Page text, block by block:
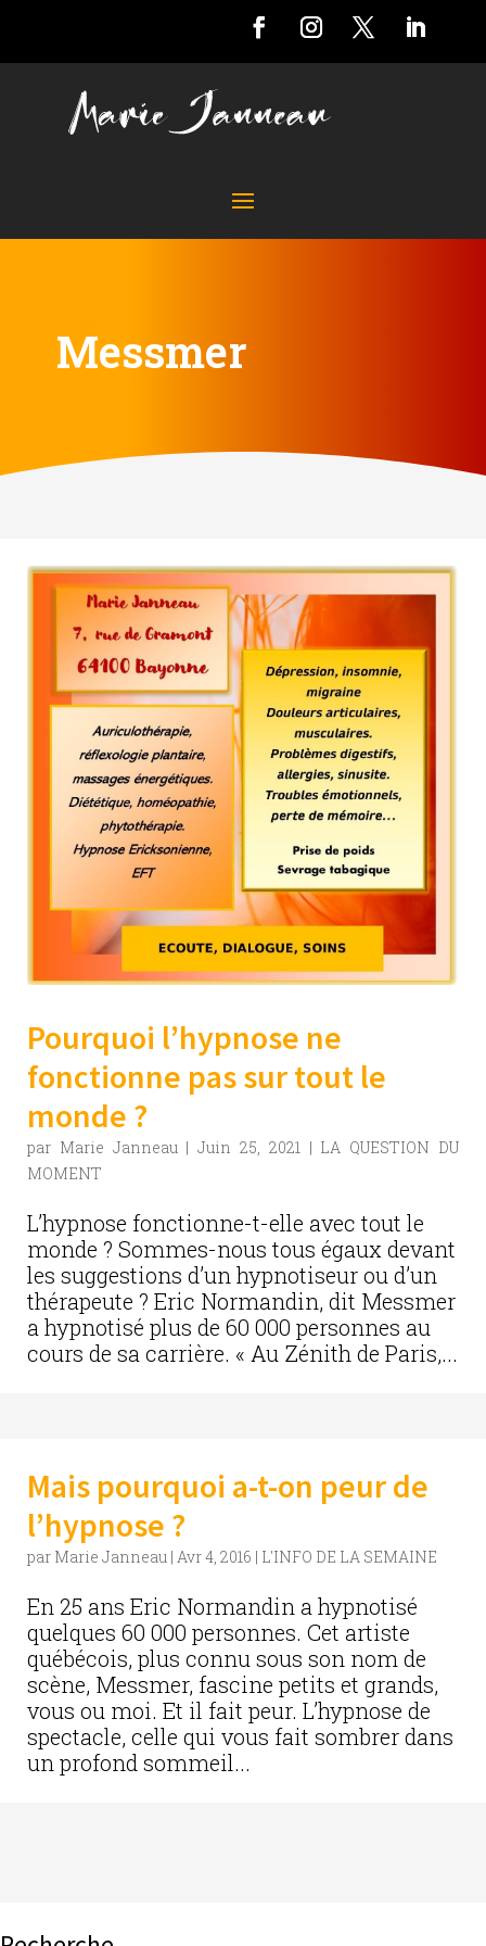
Messmer
Pourquoi l’hypnose ne
fonctionne pas sur tout le
monde ?
par Marie Janneau|Juin 25, 2021| LA QUESTION DU
MOMENT
L’hypnose fonctionne-t-elle avec tout le
monde ? Sommes-nous tous égaux devant
les suggestions d’un hypnotiseur ou d’un
thérapeute ? Eric Normandin, dit Messmer
a hypnotisé plus de 60 000 personnes au
cours de sa carrière. « Au Zénith de Paris,...
Mais pourquoi a-t-on peur de
l’hypnose ?
par Marie Janneau | Avr 4, 2016 | L'INFO DE LA SEMAINE
En 25 ans Eric Normandin a hypnotisé
quelques 60 000 personnes. Cet artiste
québécois, plus connu sous son nom de
scène, Messmer, fascine petits et grands,
vous ou moi. Et il fait peur. L’hypnose de
spectacle, celle qui vous fait sombrer dans
un profond sommeil...